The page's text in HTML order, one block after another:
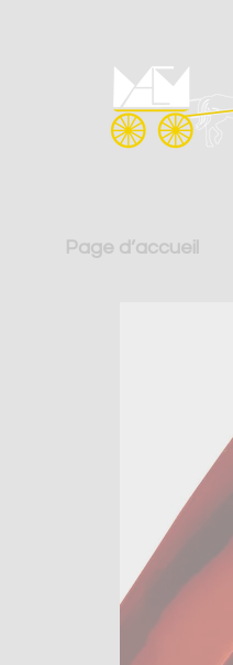
Page d’accueil